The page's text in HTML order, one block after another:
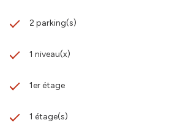
2 parking(s)
1 niveau(x)
1er étage
1 étage(s)